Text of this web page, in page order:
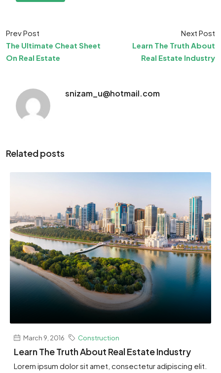
Prev Post
The Ultimate Cheat Sheet
On Real Estate
Next Post
Learn The Truth About
Real Estate Industry
snizam_u@hotmail.com
Related posts
March 9, 2016 Construction
Learn The Truth About Real Estate Industry
Lorem ipsum dolor sit amet, consectetur adipiscing elit.